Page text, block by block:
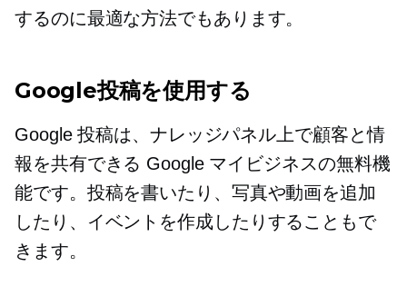
するのに最適な方法でもあります。
Google投稿を使用する
Google 投稿は、ナレッジパネル上で顧客と情
報を共有できる Google マイビジネスの無料機
能です。投稿を書いたり、写真や動画を追加
したり、イベントを作成したりすることもで
きます。